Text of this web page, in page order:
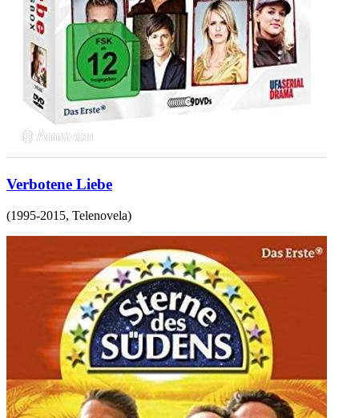
Verbotene Liebe
(1995-2015, Telenovela)